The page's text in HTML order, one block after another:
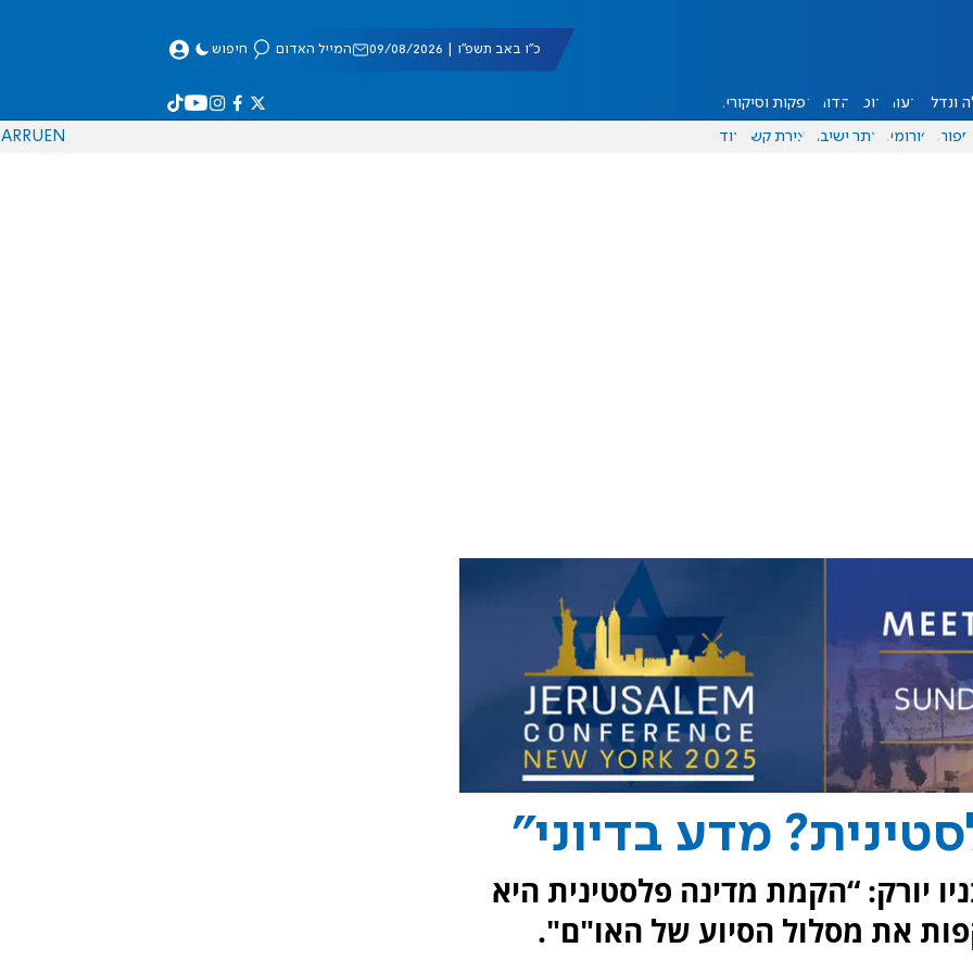
כ"ו באב תשפ"ו | 09/08/2026 המייל האדום חיפוש
ונדל"ן דעות אוכל יהדות הפקות וסיקורים
ספורט פורומים אתר ישיבה יצירת קשר עוד EN
RU
AR
מדע בדיוני"
יורק: “הקמת מדינה פלסטינית היא
את מסלול הסיוע של האו"ם".